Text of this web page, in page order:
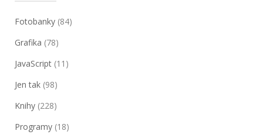
Fotobanky (84)
Grafika (78)
JavaScript (11)
Jen tak (98)
Knihy (228)
Programy (18)